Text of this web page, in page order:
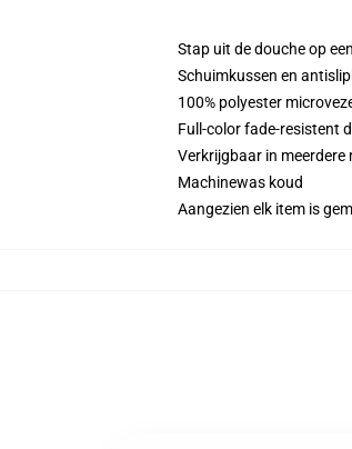
Stap uit de douche op
Schuimkussen en
100% polyester
Full-color fade-resistent
Verkrijgbaar in meerdere
Machinewas koud
Aangezien elk item is